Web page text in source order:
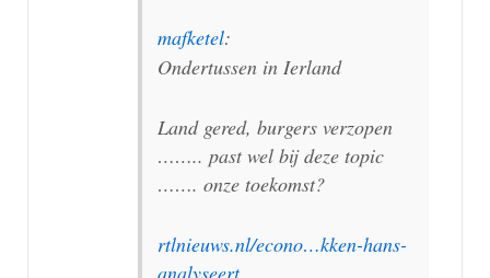
mafketel:
Ondertussen in Ierland
Land gered, burgers verzopen
…….. past wel bij deze topic
……. onze toekomst?
rtlnieuws.nl/econo…kken-hans-
analyseert